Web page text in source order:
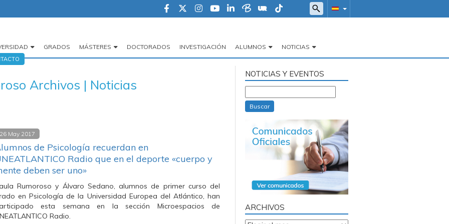
GRADOS MÁSTERES DOCTORADOS INVESTIGACIÓN ALUMNOS NOTICIAS
Archivos | Noticias
26 May 2017
de Psicología recuerdan en
Radio que en el deporte «cuerpo y
deben ser uno»
Rumoroso y Álvaro Sedano, alumnos de primer curso del
en Psicología de la Universidad Europea del Atlántico, han
esta semana en la sección Microespacios de
Radio.
NOTICIAS Y EVENTOS
Buscar
ARCHIVOS